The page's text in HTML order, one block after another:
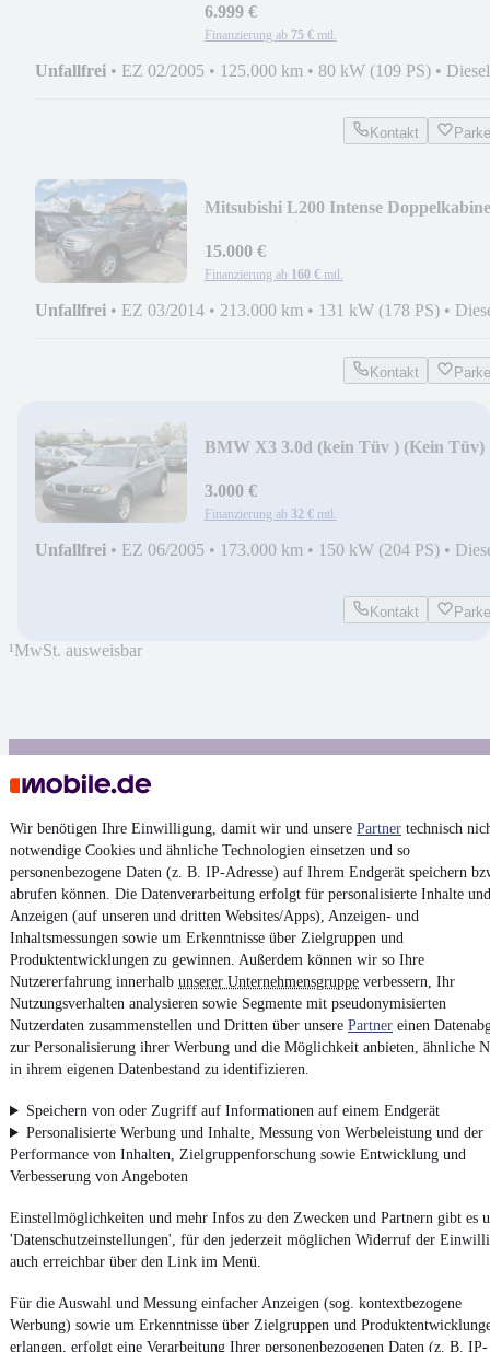
Wir benötigen Ihre Einwilligung, damit wir und unsere Partner technisch
notwendige Cookies und ähnliche Technologien einsetzen und so
personenbezogene Daten (z. B. IP-Adresse) auf Ihrem Endgerät speichern
abrufen können. Die Datenverarbeitung erfolgt für personalisierte Inhalte und
Anzeigen (auf unseren und dritten Websites/Apps), Anzeigen- und
Inhaltsmessungen sowie um Erkenntnisse über Zielgruppen und
Produktentwicklungen zu gewinnen. Außerdem können wir so Ihre
Nutzererfahrung innerhalb unserer Unternehmensgruppe verbessern, Ihr
Nutzungsverhalten analysieren sowie Segmente mit pseudonymisierten
Nutzerdaten zusammenstellen und Dritten über unsere Partner einen
zur Personalisierung ihrer Werbung und die Möglichkeit anbieten, ähnliche
in ihrem eigenen Datenbestand zu identifizieren.
Speichern von oder Zugriff auf Informationen auf einem Endgerät
Personalisierte Werbung und Inhalte, Messung von Werbeleistung und der
Performance von Inhalten, Zielgruppenforschung sowie Entwicklung und
Verbesserung von Angeboten
Einstellmöglichkeiten und mehr Infos zu den Zwecken und Partnern gibt es
'Datenschutzeinstellungen', für den jederzeit möglichen Widerruf der
auch erreichbar über den Link im Menü.
Für die Auswahl und Messung einfacher Anzeigen (sog. kontextbezogene
Werbung) sowie um Erkenntnisse über Zielgruppen und
erlangen, erfolgt eine Verarbeitung Ihrer personenbezogenen Daten (z. B. IP-
6.999 €
Finanzierung ab 75 € mtl.
Unfallfrei • EZ 02/2005 • 125.000 km • 80 kW (109 PS) • Diesel
Kontakt
Mitsubishi L200 Intense Doppelkabine
15.000 €
Finanzierung ab 160 € mtl.
Unfallfrei • EZ 03/2014 • 213.000 km • 131 kW (178 PS) •
Kontakt
BMW X3 3.0d (kein Tüv ) (Kein Tüv)
3.000 €
Finanzierung ab 32 € mtl.
Unfallfrei • EZ 06/2005 • 173.000 km • 150 kW (204 PS) •
Kontakt
¹MwSt. ausweisbar
4.6 Sterne
Impressum
AGB
Vertrag widerrufen
Datenschutz
Datenschutzeinstellungen
Erklärung zur Barrierefreiheit
Report Security Vulnerability (English)
Powered by
mobile.de